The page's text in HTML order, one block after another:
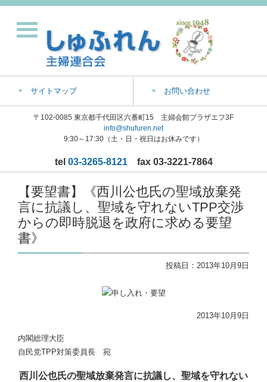
サイトマップ お問い合わせ
〒102-0085 東京都千代田区六番町15 主婦会館プラザエフ3F
info@shufuren.net
9:30～17:30（土・日・祝日はお休みです）
tel 03-3265-8121fax 03-3221-7864
【要望書】《西川公也氏の聖域放棄発
言に抗議し、聖域を守れないTPP交渉
からの即時脱退を政府に求める要望
書》
投稿日： 2013年10月9日
2013年10月9日
内閣総理大臣
自民党TPP対策委員長 宛
西川公也氏の聖域放棄発言に抗議し、聖域を守れない